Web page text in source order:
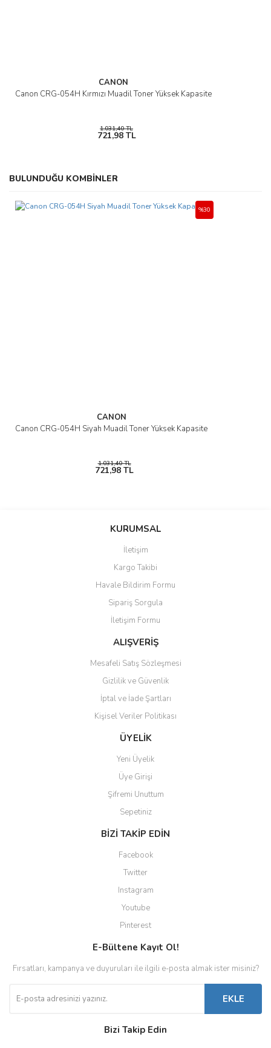
CANON
Canon CRG-054H Kırmızı Muadil Toner Yüksek Kapasite
1.031,40 TL
721,98 TL
BULUNDUĞU KOMBİNLER
CANON
Canon CRG-054H Siyah Muadil Toner Yüksek Kapasite
%30
1.031,40 TL
721,98 TL
KURUMSAL
İletişim
Kargo Takibi
Havale Bildirim Formu
Sipariş Sorgula
İletişim Formu
ALIŞVERİŞ
Mesafeli Satış Sözleşmesi
Gizlilik ve Güvenlik
İptal ve İade Şartları
Kişisel Veriler Politikası
ÜYELİK
Yeni Üyelik
Üye Girişi
Şifremi Unuttum
Sepetiniz
BİZİ TAKİP EDİN
Facebook
Twitter
Instagram
Youtube
Pinterest
E-Bültene Kayıt Ol!
Fırsatları, kampanya ve duyuruları ile ilgili e-posta almak ister misiniz?
EKLE
Bizi Takip Edin